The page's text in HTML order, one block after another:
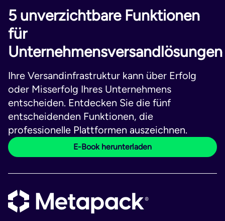
5 unverzichtbare Funktionen
für
Unternehmensversandlösungen
Ihre Versandinfrastruktur kann über Erfolg
oder Misserfolg Ihres Unternehmens
entscheiden. Entdecken Sie die fünf
entscheidenden Funktionen, die
professionelle Plattformen auszeichnen.
E-Book herunterladen